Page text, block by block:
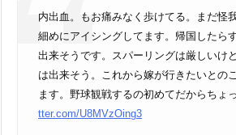
内出血。もお痛みなく歩けてる。まだ怪
細めにアイシングしてます。帰国したら
出来そうです。スパーリングは厳しいけ
は出来そう。これから嫁が行きたいとの
ます。野球観戦するの初めてだからちょ
tter.com/U8MVzOing3